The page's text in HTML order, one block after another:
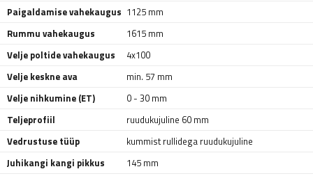
Paigaldamise vahekaugus 1125 mm
Rummu vahekaugus
1615 mm
Velje poltide vahekaugus
4x100
Velje keskne ava
min. 57 mm
Velje nihkumine (ET)
0 - 30 mm
Teljeprofiil
ruudukujuline 60 mm
Vedrustuse tüüp
kummist rullidega ruudukujuline
Juhikangi kangi pikkus
145 mm